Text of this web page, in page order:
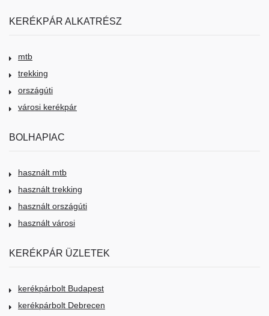
KERÉKPÁR ALKATRÉSZ
mtb
trekking
országúti
városi kerékpár
BOLHAPIAC
használt mtb
használt trekking
használt országúti
használt városi
KERÉKPÁR ÜZLETEK
kerékpárbolt Budapest
kerékpárbolt Debrecen